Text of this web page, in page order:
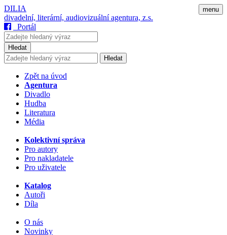
menu
DILIA
divadelní, literární, audiovizuální agentura, z.s.
Portál
Hledat
Hledat
Zpět na úvod
Agentura
Divadlo
Hudba
Literatura
Média
Kolektivní správa
Pro autory
Pro nakladatele
Pro uživatele
Katalog
Autoři
Díla
O nás
Novinky